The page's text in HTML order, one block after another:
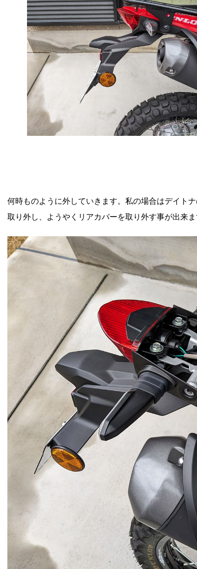
何時ものように外していきます。私の場合はデイト
取り外し、ようやくリアカバーを取り外す事が出来